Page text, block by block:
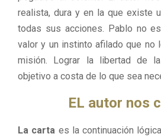
realista, dura y en la que existe
todas sus acciones. Pablo no
valor y un instinto afilado que no
misión. Lograr la libertad de
objetivo a costa de lo que sea
EL autor nos
La carta es la continuación